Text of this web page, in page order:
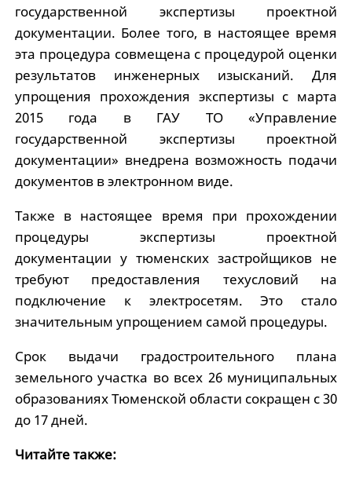
государственной экспертизы проектной
документации. Более того, в настоящее время
эта процедура совмещена с процедурой оценки
результатов инженерных изысканий. Для
упрощения прохождения экспертизы с марта
2015 года в ГАУ ТО «Управление
государственной экспертизы проектной
документации» внедрена возможность подачи
документов в электронном виде.
Также в настоящее время при прохождении
процедуры экспертизы проектной
документации у тюменских застройщиков не
требуют предоставления техусловий на
подключение к электросетям. Это стало
значительным упрощением самой процедуры.
Срок выдачи градостроительного плана
земельного участка во всех 26 муниципальных
образованиях Тюменской области сокращен с 30
до 17 дней.
Читайте также: